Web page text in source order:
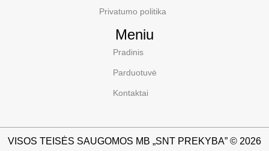
Privatumo politika
Meniu
Pradinis
Parduotuvė
Kontaktai
VISOS TEISĖS SAUGOMOS MB „SNT PREKYBA” © 2026